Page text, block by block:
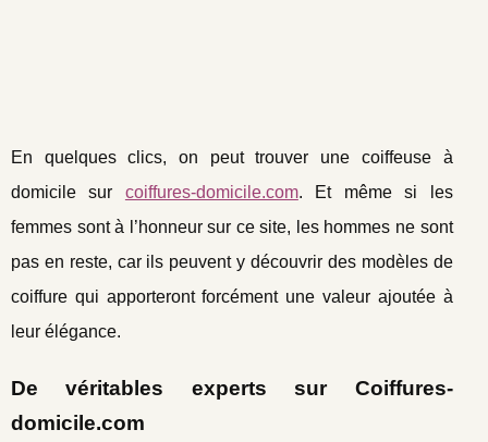
En quelques clics, on peut trouver une coiffeuse à
domicile sur coiffures-domicile.com. Et même si les
femmes sont à l’honneur sur ce site, les hommes ne sont
pas en reste, car ils peuvent y découvrir des modèles de
coiffure qui apporteront forcément une valeur ajoutée à
leur élégance.
De véritables experts sur Coiffures-
domicile.com